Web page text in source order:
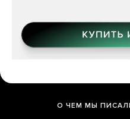
О ЧЕМ МЫ